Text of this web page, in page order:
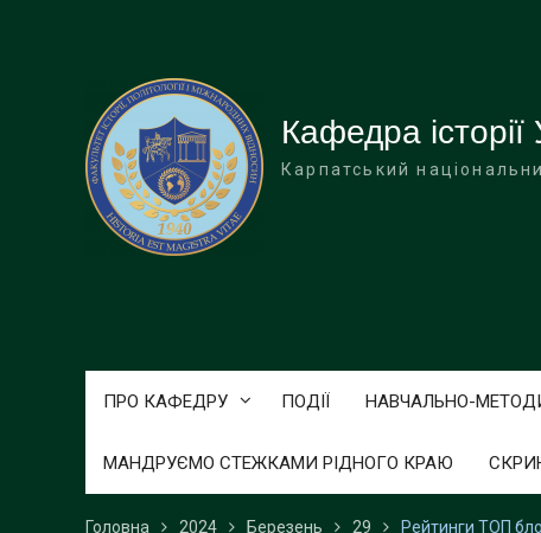
Кафедра історії
Карпатський
ПРО КАФЕДРУ ПОДІЇ НАВЧАЛЬНО-
МАНДРУЄМО СТЕЖКАМИ РІДНОГО КРАЮ
Головна 2024 Березень 29 Рейтинги ТОП